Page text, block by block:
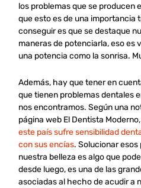
los problemas que se producen
que esto es de una importancia
conseguir es que se destaque
maneras de potenciarla, eso es
una potencia como la sonrisa.
Además, hay que tener en
que tienen problemas dentales
nos encontramos. Según una
página web El Dentista Moderno,
este país sufre sensibilidad
con sus encías. Solucionar
nuestra belleza es algo que
desde luego, es una de las
asociadas al hecho de acudir a